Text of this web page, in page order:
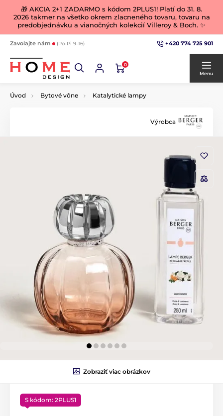
🎁 AKCIA 2+1 ZADARMO s kódom 2PLUS1! Platí do 31. 8.
2026 takmer na všetko okrem zlacneného tovaru, tovaru na
predobjednávku a vianočných kolekcií Villeroy & Boch. ✨
Zavolajte nám (Po-Pi 9-16) +420 774 725 901
0
Menu
Úvod Bytové vône Katalytické lampy
Výrobca
Zobraziť viac obrázkov
S kódom: 2PLUS1